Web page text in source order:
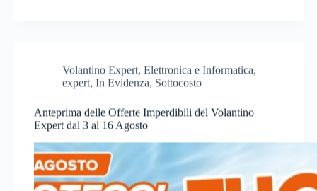
Volantino Expert, Elettronica e Informatica
expert, In Evidenza Sottocosto
Anteprima delle Offerte Imperdibili del Volantino
Expert dal 3 al 16 Agosto